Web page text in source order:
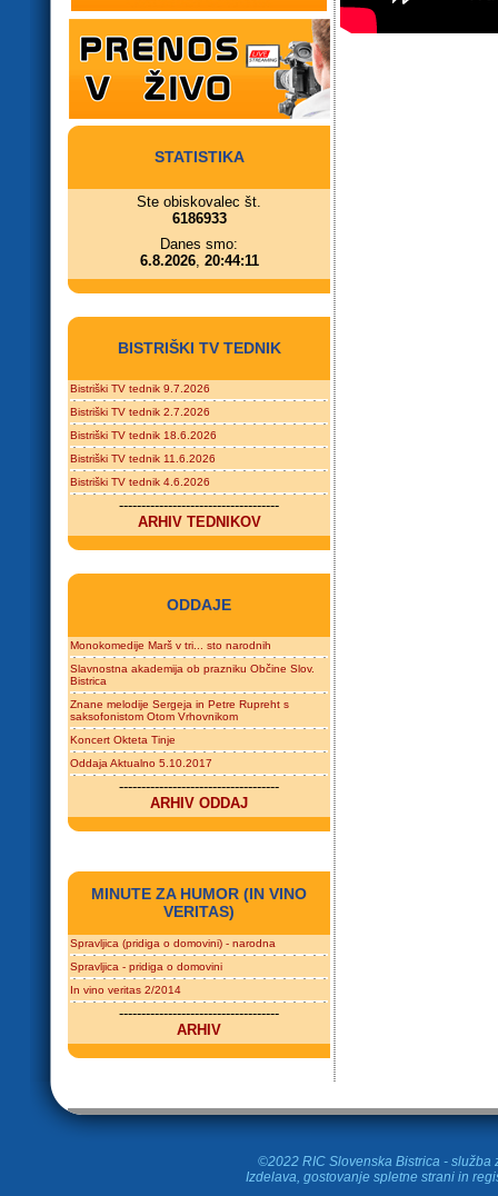
STATISTIKA
Ste obiskovalec št.
6186933
Danes smo:
6.8.2026, 20:44:11
BISTRIŠKI TV TEDNIK
Bistriški TV tednik 9.7.2026
Bistriški TV tednik 2.7.2026
Bistriški TV tednik 18.6.2026
Bistriški TV tednik 11.6.2026
Bistriški TV tednik 4.6.2026
------------------------------------
ARHIV TEDNIKOV
ODDAJE
Monokomedije Marš v tri... sto narodnih
Slavnostna akademija ob prazniku Občine Slov.
Bistrica
Znane melodije Sergeja in Petre Rupreht s
saksofonistom Otom Vrhovnikom
Koncert Okteta Tinje
Oddaja Aktualno 5.10.2017
------------------------------------
ARHIV ODDAJ
MINUTE ZA HUMOR (IN VINO
VERITAS)
Spravljica (pridiga o domovini) - narodna
Spravljica - pridiga o domovini
In vino veritas 2/2014
------------------------------------
ARHIV
©2022 RIC Slovenska Bistrica - služba
Izdelava, gostovanje spletne strani in